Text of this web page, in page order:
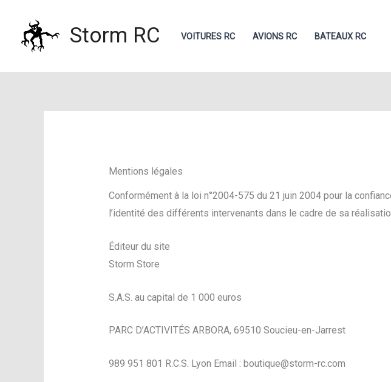
contenu
Storm RC VOITURES RC AVIONS RC BATEAUX RC
Mentions légales
Conformément à la loi n°2004-575 du 21 juin 2004 pour la
l’identité des différents intervenants dans le cadre de sa
Éditeur du site
Storm Store
S.A.S. au capital de 1 000 euros
PARC D’ACTIVITÉS ARBORA, 69510 Soucieu-en-Jarrest
989 951 801 R.C.S. Lyon Email : boutique@storm-rc.com